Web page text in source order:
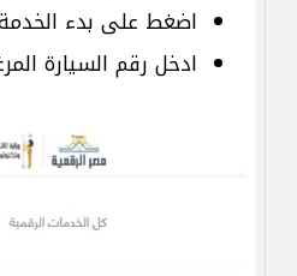
اضغط على بدء
ادخل رقم السيارة